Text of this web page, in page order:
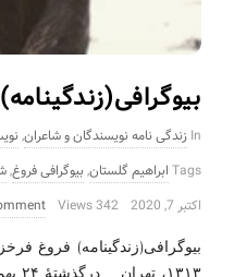
In زندگی نامه نویسندگان و شاعران,
Tags ابراهیم گلستان,بیوگرافی فروغ,
اکتبر 7, 2020
342 Views